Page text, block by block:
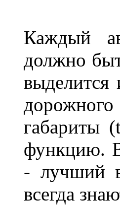
Каждый
должно
выделится
габариты
функцию.
- лучший
всегда